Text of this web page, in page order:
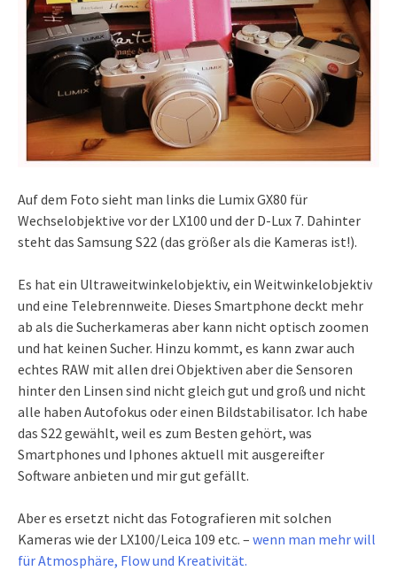
Auf dem Foto sieht man links die Lumix GX80 für
Wechselobjektive vor der LX100 und der D-Lux 7. Dahinter
steht das Samsung S22 (das größer als die Kameras ist!).
Es hat ein Ultraweitwinkelobjektiv, ein Weitwinkelobjektiv
und eine Telebrennweite. Dieses Smartphone deckt mehr
ab als die Sucherkameras aber kann nicht optisch zoomen
und hat keinen Sucher. Hinzu kommt, es kann zwar auch
echtes RAW mit allen drei Objektiven aber die Sensoren
hinter den Linsen sind nicht gleich gut und groß und nicht
alle haben Autofokus oder einen Bildstabilisator. Ich habe
das S22 gewählt, weil es zum Besten gehört, was
Smartphones und Iphones aktuell mit ausgereifter
Software anbieten und mir gut gefällt.
Aber es ersetzt nicht das Fotografieren mit solchen
Kameras wie der LX100/Leica 109 etc. – wenn man mehr will
für Atmosphäre, Flow und Kreativität.